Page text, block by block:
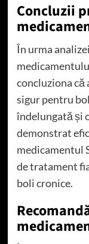
Concluzii
În urma
concluziona că
sigur pentru
îndelungată și
demonstrat
medicamentul
de tratament
boli cronice.